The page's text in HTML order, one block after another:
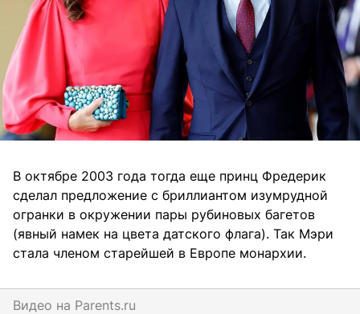
В октябре 2003 года тогда еще принц Фредерик
сделал предложение с бриллиантом изумрудной
огранки в окружении пары рубиновых багетов
(явный намек на цвета датского флага). Так Мэри
стала членом старейшей в Европе монархии.
Видео на parents.ru